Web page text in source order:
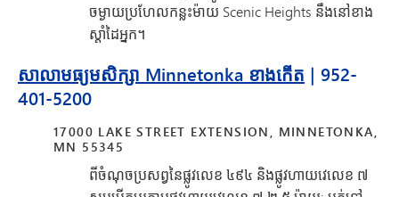
ចម្ងាយប្រហែលកន្លះម៉ាយ Scenic Heights នឹងនៅខាង
ស្តាំដៃអ្នក។
សាលាមធ្យមសិក្សា Minnetonka ខាងកើត | 952-
401-5200
17000 LAKE STREET EXTENSION, MINNETONKA,
MN 55345
ពីចំណុចប្រសព្វនៃផ្លូវលេខ ៤៩៤ និងផ្លូវហាយវេលេខ ៧